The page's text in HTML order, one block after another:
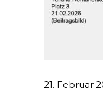
21. Februar